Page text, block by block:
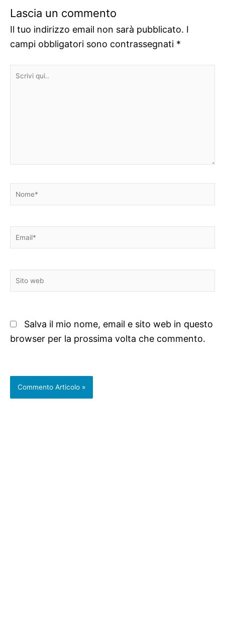
Lascia un commento
Il tuo indirizzo email non sarà pubblicato. I
campi obbligatori sono contrassegnati *
Scrivi
Nome*
Email*
Sito
web
Salva il mio nome, email e sito web in questo
browser per la prossima volta che commento.